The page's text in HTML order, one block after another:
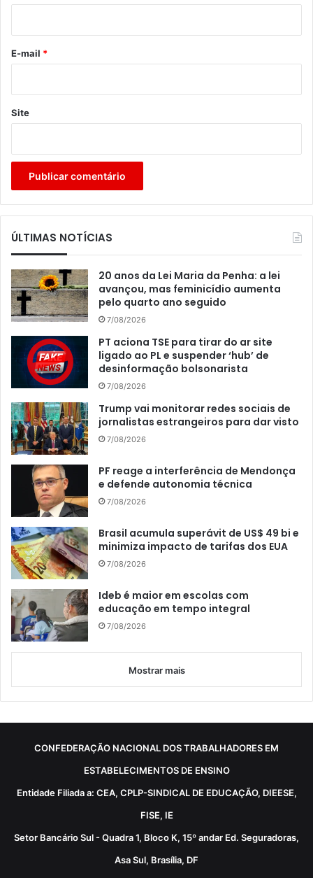
*
E-mail *
Site
ÚLTIMAS NOTÍCIAS
20 anos da Lei Maria da Penha: a lei
avançou, mas feminicídio aumenta
pelo quarto ano seguido
7/08/2026
PT aciona TSE para tirar do ar site
ligado ao PL e suspender ‘hub’ de
desinformação bolsonarista
7/08/2026
Trump vai monitorar redes sociais de
jornalistas estrangeiros para dar visto
7/08/2026
PF reage a interferência de Mendonça
e defende autonomia técnica
7/08/2026
Brasil acumula superávit de US$ 49 bi e
minimiza impacto de tarifas dos EUA
7/08/2026
Ideb é maior em escolas com
educação em tempo integral
7/08/2026
Mostrar mais
CONFEDERAÇÃO NACIONAL DOS TRABALHADORES EM
ESTABELECIMENTOS DE ENSINO
Entidade Filiada a: CEA, CPLP-SINDICAL DE EDUCAÇÃO, DIEESE,
FISE, IE
Setor Bancário Sul - Quadra 1, Bloco K, 15º andar Ed. Seguradoras,
Asa Sul, Brasília, DF